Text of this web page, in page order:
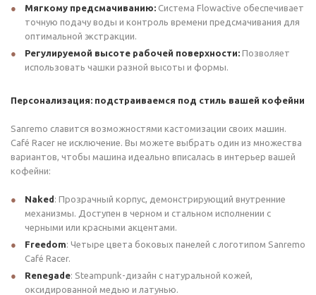
Мягкому предсмачиванию: Система Flowactive обеспечивает
точную подачу воды и контроль времени предсмачивания для
оптимальной экстракции.
Регулируемой высоте рабочей поверхности: Позволяет
использовать чашки разной высоты и формы.
Персонализация: подстраиваемся под стиль вашей кофейни
Sanremo славится возможностями кастомизации своих машин.
Café Racer не исключение. Вы можете выбрать один из множества
вариантов, чтобы машина идеально вписалась в интерьер вашей
кофейни:
Naked : Прозрачный корпус, демонстрирующий внутренние
механизмы. Доступен в черном и стальном исполнении с
черными или красными акцентами.
Freedom: Четыре цвета боковых панелей с логотипом Sanremo
Café Racer.
Renegade: Steampunk-дизайн с натуральной кожей,
оксидированной медью и латунью.